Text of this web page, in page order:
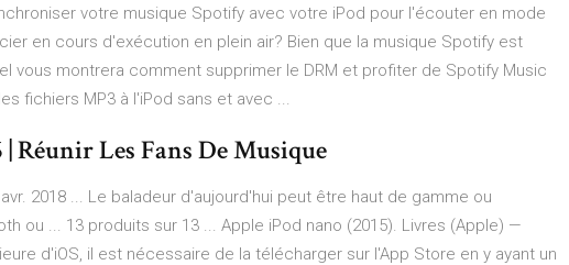
votre musique Spotify avec votre iPod pour l'écouter en mode
en cours d'exécution en plein air? Bien que la musique Spotify est
vous montrera comment supprimer le DRM et profiter de Spotify Music
fichiers MP3 à l'iPod sans et avec ...
Réunir Les Fans De Musique
2018 ... Le baladeur d'aujourd'hui peut être haut de gamme ou
ou ... 13 produits sur 13 ... Apple iPod nano (2015). Livres (Apple) —
d'iOS, il est nécessaire de la télécharger sur l'App Store en y ayant un